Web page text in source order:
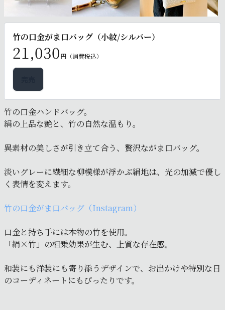
竹の口金がま口バッグ（小紋/シルバー）
21,030円（消費税込）
竹の口金ハンドバッグ。
絹の上品な艶と、竹の自然な温もり。
異素材の美しさが引き立て合う、贅沢ながま口バッグ。
淡いグレーに繊細な柳模様が浮かぶ絹地は、光の加減で優し
く表情を変えます。
竹の口金がま口バッグ（Instagram）
口金と持ち手には本物の竹を使用。
「絹×竹」の相乗効果が生む、上質な存在感。
和装にも洋装にも寄り添うデザインで、お出かけや特別な日
のコーディネートにもぴったりです。